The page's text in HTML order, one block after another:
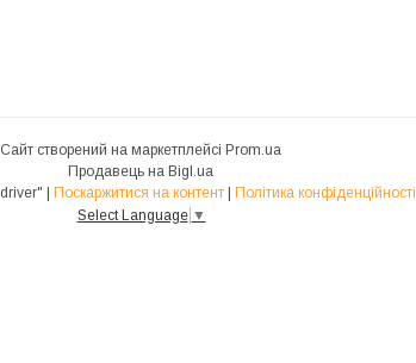
Сайт створений на маркетплейсі Prom.ua
Продавець на Bigl.ua
Інтернет - магазин "driver" | Поскаржитися на контент | Політика конфіденційності
Select Language ▼